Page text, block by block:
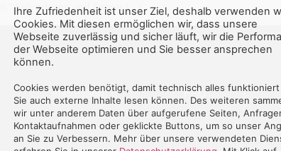
Fahrerinnen und Fahrer […]
Impressum FAQ
Ihre Zufriedenheit ist unser Ziel, deshalb verwenden
Cookies. Mit diesen ermöglichen wir, dass unsere
Webseite zuverlässig und sicher läuft, wir die
der Webseite optimieren und Sie besser ansprechen
können.
Cookies werden benötigt, damit technisch alles funktioniert
Sie auch externe Inhalte lesen können. Des weiteren
wir unter anderem Daten über aufgerufene Seiten,
Kontaktaufnahmen oder geklickte Buttons, um so unser
an Sie zu Verbessern. Mehr über unsere verwendeten